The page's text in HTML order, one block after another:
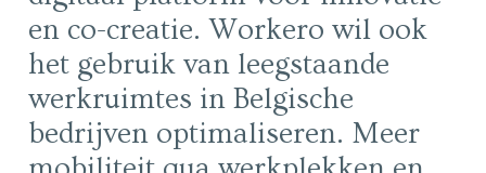
en co-creatie. Workero wil ook
het gebruik van leegstaande
werkruimtes in Belgische
bedrijven optimaliseren. Meer